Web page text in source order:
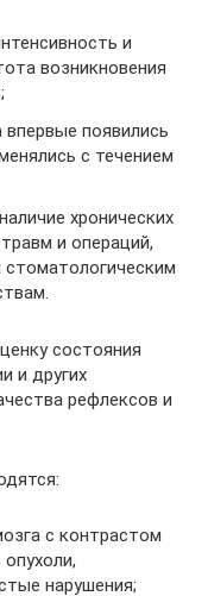
и
возникновения
впервые появились
с течением
хронических
и операций,
состояния
и других
рефлексов и
с контрастом
нарушения;